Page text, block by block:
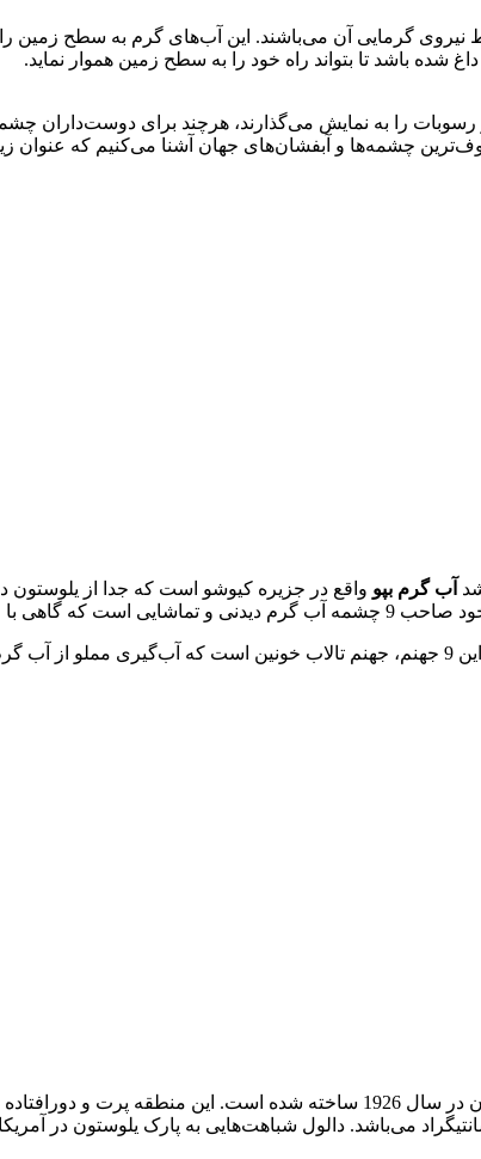
گرمایی آن می‌باشند. این آب‌های گرم به سطح زمین
شده باشد تا بتواند راه خود را به سطح زمین هموار نماید.
را به نمایش می‌گذارند، هرچند برای دوست‌داران
چشمه‌ها و آبفشان‌های جهان آشنا می‌کنیم که عنوان
آب گرم بپو واقع در جزیره کیوشو است که جدا از یلوستون
آن‌ها یاد می‌شود.
این نه جهنم بیشتر از آنکه برای آب‌تنی از آن‌ها استفاده گردد، تماشایی هستند. یکی از خوش عکس‌ترین این 9 جهنم،
یک قله آتشفشانی پر هیاهو در فرورفتگی‌های داناکیل در اتیوپی است. این ناحیه از فوران آتشفشان در
درجه حرارت سالانه ثبت شده بین سالهای 1960 تا 1966 در این منطقه 34 درجه سانتیگراد می‌باشد. دالول